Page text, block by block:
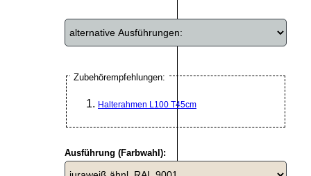
Zubehörempfehlungen:
Halterahmen L100 T45cm
Ausführung (Farbwahl):